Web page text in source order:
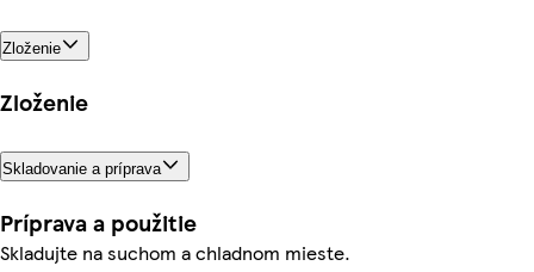
Zloženie
Zloženie
Skladovanie a príprava
Príprava a použitie
Skladujte na suchom a chladnom mieste.